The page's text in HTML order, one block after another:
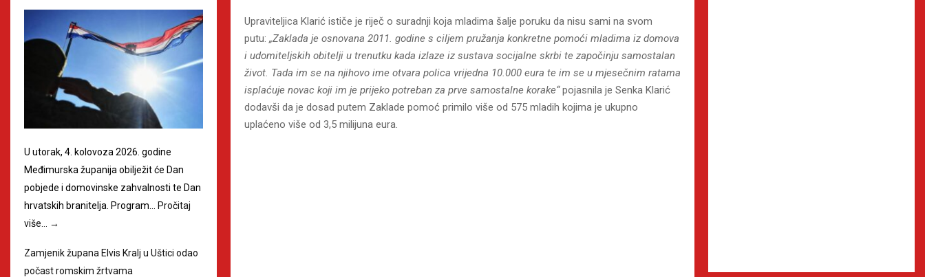
Upraviteljica Klarić ističe je riječ o suradnji koja mladima šalje poruku da nisu sami na svom
putu: „Zaklada je osnovana 2011. godine s ciljem pružanja konkretne pomoći mladima iz domova
i udomiteljskih obitelji u trenutku kada izlaze iz sustava socijalne skrbi te započinju samostalan
život. Tada im se na njihovo ime otvara polica vrijedna 10.000 eura te im se u mjesečnim ratama
isplaćuje novac koji im je prijeko potreban za prve samostalne korake“pojasnila je Senka Klarić
dodavši da je dosad putem Zaklade pomoć primilo više od 575 mladih kojima je ukupno
uplaćeno više od 3,5 milijuna eura.
U utorak, 4. kolovoza 2026. godine
Međimurska županija obilježit će Dan
pobjede i domovinske zahvalnosti te Dan
hrvatskih branitelja. Program… Pročitaj
više…
→
Zamjenik župana Elvis Kralj u Uštici odao
počast romskim žrtvama